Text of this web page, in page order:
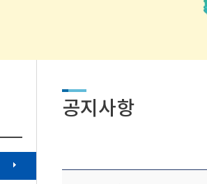
공지사항